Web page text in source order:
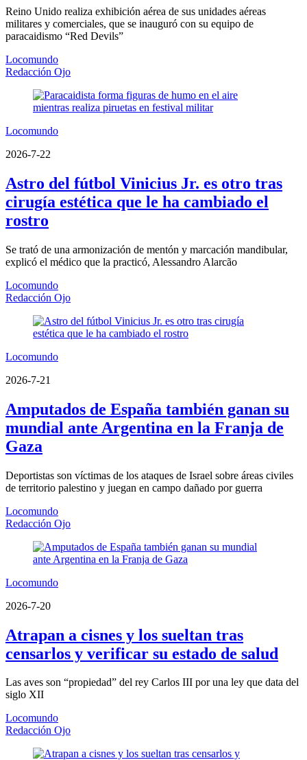
Reino Unido realiza exhibición aérea de sus unidades aéreas
militares y comerciales, que se inauguró con su equipo de
paracaidismo “Red Devils”
Locomundo
Redacción Ojo
Locomundo
2026-7-22
Astro del fútbol Vinicius Jr. es otro tras
cirugía estética que le ha cambiado el
rostro
Se trató de una armonización de mentón y marcación mandibular,
explicó el médico que la practicó, Alessandro Alarcão
Locomundo
Redacción Ojo
Locomundo
2026-7-21
Amputados de España también ganan su
mundial ante Argentina en la Franja de
Gaza
Deportistas son víctimas de los ataques de Israel sobre áreas civiles
de territorio palestino y juegan en campo dañado por guerra
Locomundo
Redacción Ojo
Locomundo
2026-7-20
Atrapan a cisnes y los sueltan tras
censarlos y verificar su estado de salud
Las aves son “propiedad” del rey Carlos III por una ley que data del
siglo XII
Locomundo
Redacción Ojo